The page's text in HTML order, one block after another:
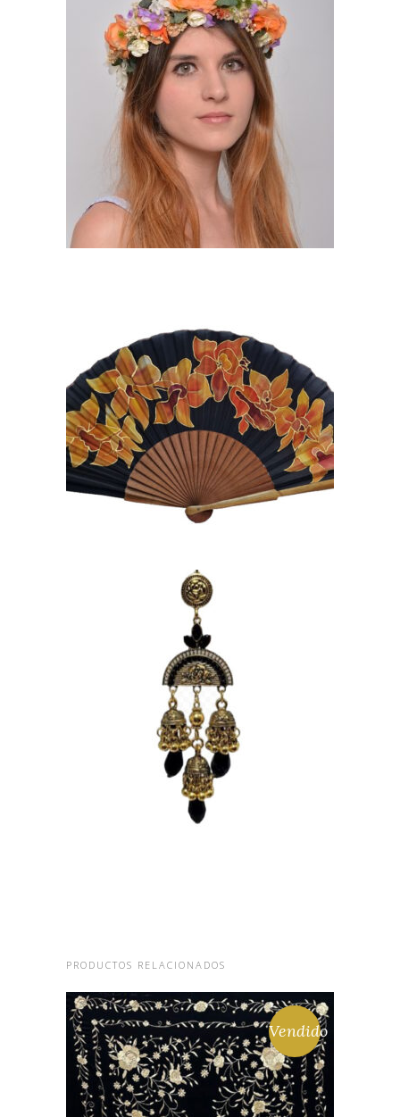
OLYMPIA. CORONA CON
FLORES PRESERVADAS
90,00
ABANICO DE SEDA CON
FLORES MOSTAZA
PINTADAS A MANO
105,00€
PENDIENTES DORADOS
CON LÁGRIMAS NEGRAS
20,00€
PRODUCTOS RELACIONADOS
Vendido
MANTÓN BORDADO A
MANO EN SEDA NATURAL